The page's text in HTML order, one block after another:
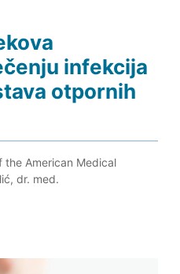
infekcija
otpornih
the American Medical
dr. med.